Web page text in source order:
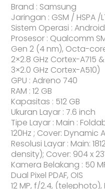
Brand : Samsung
Jaringan : GSM / HSPA /
Sistem Operasi : Android
Prosesor : Qualcomm
Gen 2 (4 nm), Octa-
2×2.8 GHz Cortex-A715
3×2.0 GHz Cortex-A510)
GPU : Adreno 740
RAM : 12 GB
Kapasitas : 512 GB
Ukuran Layar : 7.6 inch
Tipe Layar : Main :
120Hz ; Cover: Dynamic
Resolusi Layar : Main:
density); Cover: 904 x
Kamera Belakang : 50
Dual Pixel PDAF, OIS
12 MP, f/2.4, (telephoto),